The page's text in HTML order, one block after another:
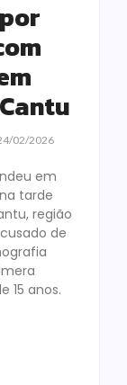
02/2026
em
tarde
região
de
15 anos.